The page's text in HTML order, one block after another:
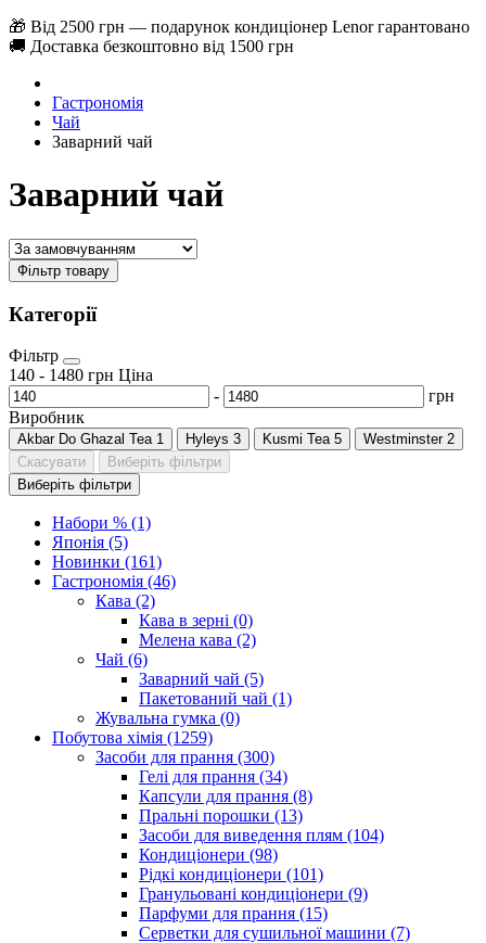
🎁 Від 2500 грн — подарунок кондиціонер Lenor гарантовано
🚚 Доставка безкоштовно від 1500 грн
Гастрономія
Чай
Заварний чай
Заварний чай
Фільтр товару
Категорії
Фільтр
140 - 1480 грн Ціна
-
грн
Виробник
Akbar Do Ghazal Tea 1 Hyleys 3 Kusmi Tea 5 Westminster 2
Скасувати
Виберіть фільтри
Виберіть фільтри
Набори % (1)
Японія (5)
Новинки (161)
Гастрономія (46)
Кава (2)
Кава в зерні (0)
Мелена кава (2)
Чай (6)
Заварний чай (5)
Пакетований чай (1)
Жувальна гумка (0)
Побутова хімія (1259)
Засоби для прання (300)
Гелі для прання (34)
Капсули для прання (8)
Пральні порошки (13)
Засоби для виведення плям (104)
Кондиціонери (98)
Рідкі кондиціонери (101)
Гранульовані кондиціонери (9)
Парфуми для прання (15)
Серветки для сушильної машини (7)